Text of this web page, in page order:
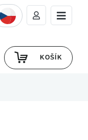
KOŠÍK